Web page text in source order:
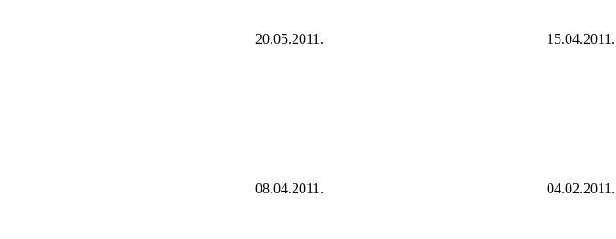
20.05.2011. 15.04.2011.
08.04.2011. 04.02.2011.